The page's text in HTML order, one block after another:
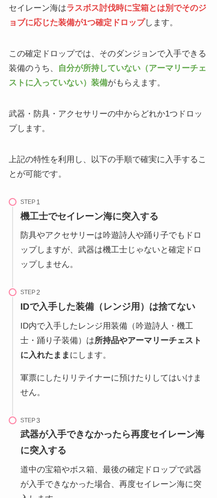
セイレーン海はラスボス討伐時に宝箱とは別でそのジ
ョブに応じた装備が1つ確定ドロップします。
この確定ドロップでは、そのダンジョンで入手できる
装備のうち、
自分が所持していない（アーマリーチェ
ストに入っていない）装備がもらえます。
武器・防具・アクセサリーの中からどれか1つドロッ
プします。
上記の特性を利用し、以下の手順で確実に入手するこ
とが可能です。
STEP
機工士でセイレーン海に突入する
防具やアクセサリーは吟遊詩人や踊り子でもドロ
ップしますが、武器は機工士じゃないと確定ドロ
ップしません。
STEP
IDで入手した装備（レンジ用）は捨てない
ID内で入手したレンジ用装備（吟遊詩人・機工
士・踊り子装備）は所持品やアーマリーチェスト
に入れたまま にします。
軍票にしたりリテイナーに預けたりしてはいけま
せん。
STEP
武器が入手できなかったら再度セイレーン海
に突入する
道中の宝箱やボス箱、最後の確定ドロップで武器
が入手できなかった場合、再度セイレーン海に突